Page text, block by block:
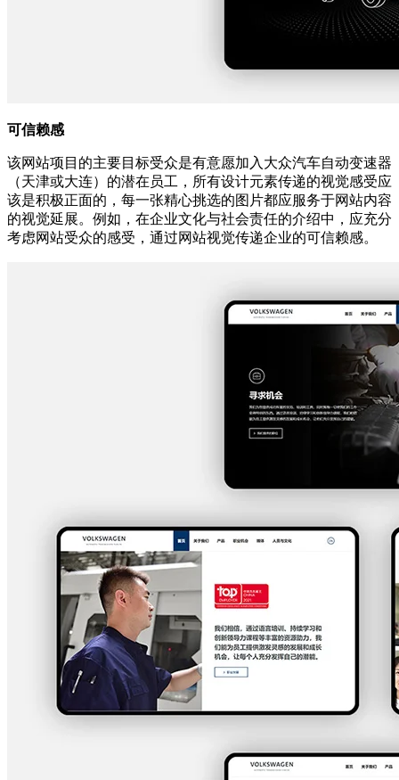
可信赖感
该网站项目的主要目标受众是有意愿加入大众汽车自动变速器
（天津或大连）的潜在员工，所有设计元素传递的视觉感受应
该是积极正面的，每一张精心挑选的图片都应服务于网站内容
的视觉延展。例如，在企业文化与社会责任的介绍中，应充分
考虑网站受众的感受，通过网站视觉传递企业的可信赖感。